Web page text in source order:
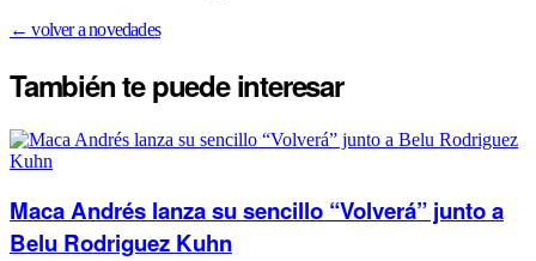
← volver a novedades
También te puedeinteresar
Maca Andrés lanza su sencillo “Volverá” junto a
Belu Rodriguez Kuhn